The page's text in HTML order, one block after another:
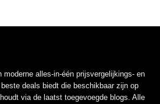
moderne alles-in-één prijsvergelijkings- en
deals biedt die beschikbaar zijn op
via de laatst toegevoegde blogs. Alle